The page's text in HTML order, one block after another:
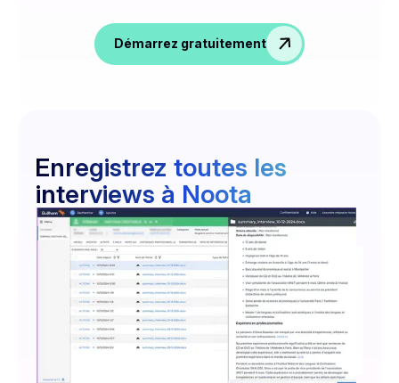
Démarrez gratuitement
Enregistrez toutes les
interviews à Noota